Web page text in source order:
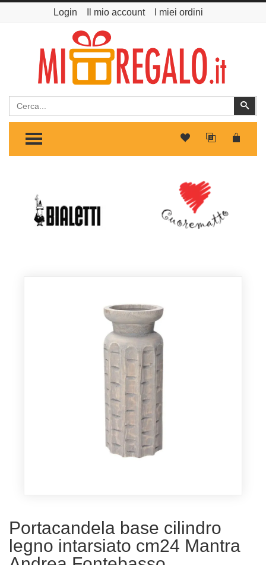
Login Il mio account I miei ordini
Cerca
TOGGLE MENU
Portacandela base cilindro
legno intarsiato cm24 Mantra